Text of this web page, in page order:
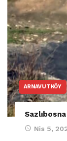
ARNAVUTKÖY
Nis 5,